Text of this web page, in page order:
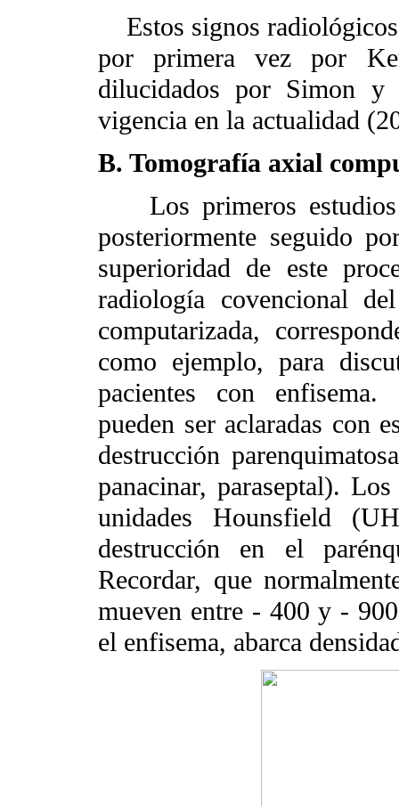
Estos signos
por primera vez por
dilucidados por Simon
vigencia en la actualidad
B. Tomografía axial
Los primeros
posteriormente seguido
superioridad de este
radiología covencional
computarizada,
como ejemplo, para
pacientes con enfisema.
pueden ser aclaradas con
destrucción
panacinar, paraseptal).
unidades Hounsfield
destrucción en el
Recordar, que
mueven entre - 400 y -
el enfisema, abarca